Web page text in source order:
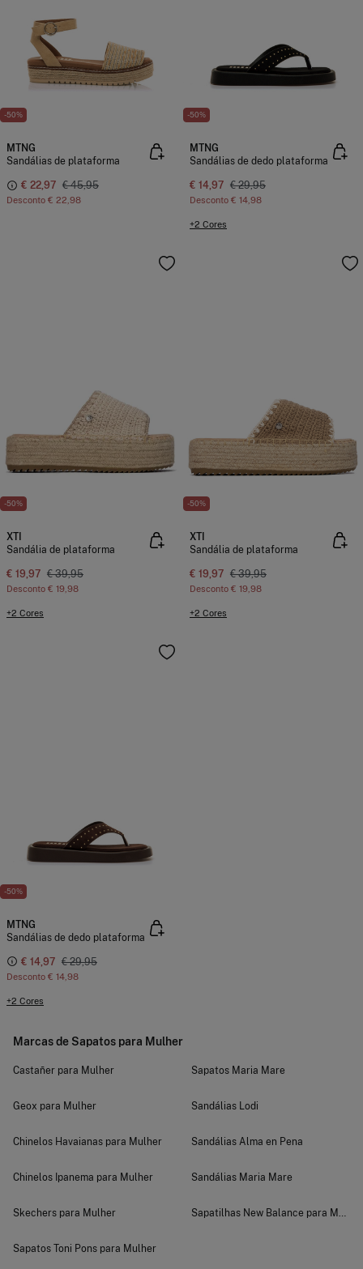
-50%
MTNG
Sandálias de plataforma
€ 22,97 € 45,95
Desconto € 22,98
-50%
MTNG
Sandálias de dedo plataforma
€ 14,97 € 29,95
Desconto € 14,98
+2 Cores
-50%
XTI
Sandália de plataforma
€ 19,97 € 39,95
Desconto € 19,98
+2 Cores
-50%
XTI
Sandália de plataforma
€ 19,97 € 39,95
Desconto € 19,98
+2 Cores
-50%
MTNG
Sandálias de dedo plataforma
€ 14,97 € 29,95
Desconto € 14,98
+2 Cores
Marcas de Sapatos para Mulher
Castañer para Mulher
Geox para Mulher
Chinelos Havaianas para Mulher
Chinelos Ipanema para Mulher
Skechers para Mulher
Sapatos Toni Pons para Mulher
Sapatos Maria Mare
Sandálias Lodi
Sandálias Alma en Pena
Sandálias Maria Mare
Sapatilhas New Balance para Mulher